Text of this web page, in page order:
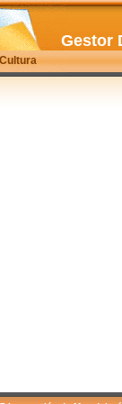
Cultura
Gestor